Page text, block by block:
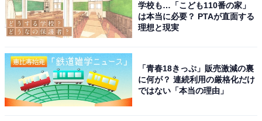
学校も…「こども110番の家」
は本当に必要？ PTAが直面する
理想と現実
「青春18きっぷ」販売激減の裏
に何が？ 連続利用の厳格化だけ
ではない「本当の理由」